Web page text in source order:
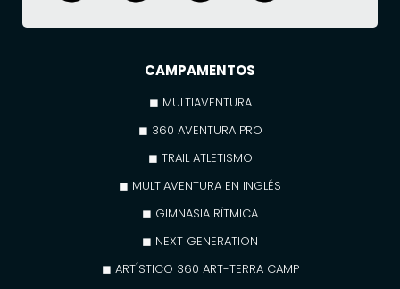
CAMPAMENTOS
◼ MULTIAVENTURA
◼ 360 AVENTURA PRO
◼ TRAIL ATLETISMO
◼ MULTIAVENTURA EN INGLÉS
◼ GIMNASIA RÍTMICA
◼ NEXT GENERATION
◼ ARTÍSTICO 360 ART-TERRA CAMP